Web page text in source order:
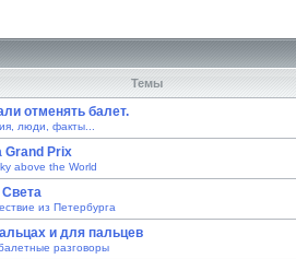
Темы
отменять балет.
люди, факты...
Grand Prix
above the World
Света
из Петербурга
и для пальцев
разговоры